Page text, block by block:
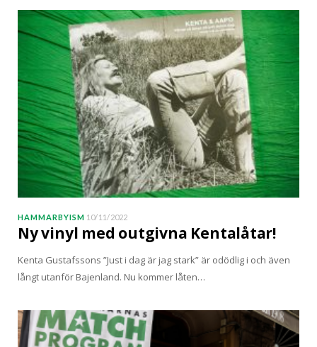
HAMMARBYISM 10/11/2022
Ny vinyl med outgivna Kentalåtar!
Kenta Gustafssons ”Just i dag är jag stark” är odödlig i och även
långt utanför Bajenland. Nu kommer låten…